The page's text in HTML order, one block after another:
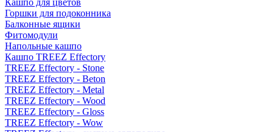
Кашпо для цветов
Горшки для подоконника
Балконные ящики
Фитомодули
Напольные кашпо
Кашпо TREEZ Effectory
TREEZ Effectory - Stone
TREEZ Effectory - Beton
TREEZ Effectory - Metal
TREEZ Effectory - Wood
TREEZ Effectory - Gloss
TREEZ Effectory - Wow